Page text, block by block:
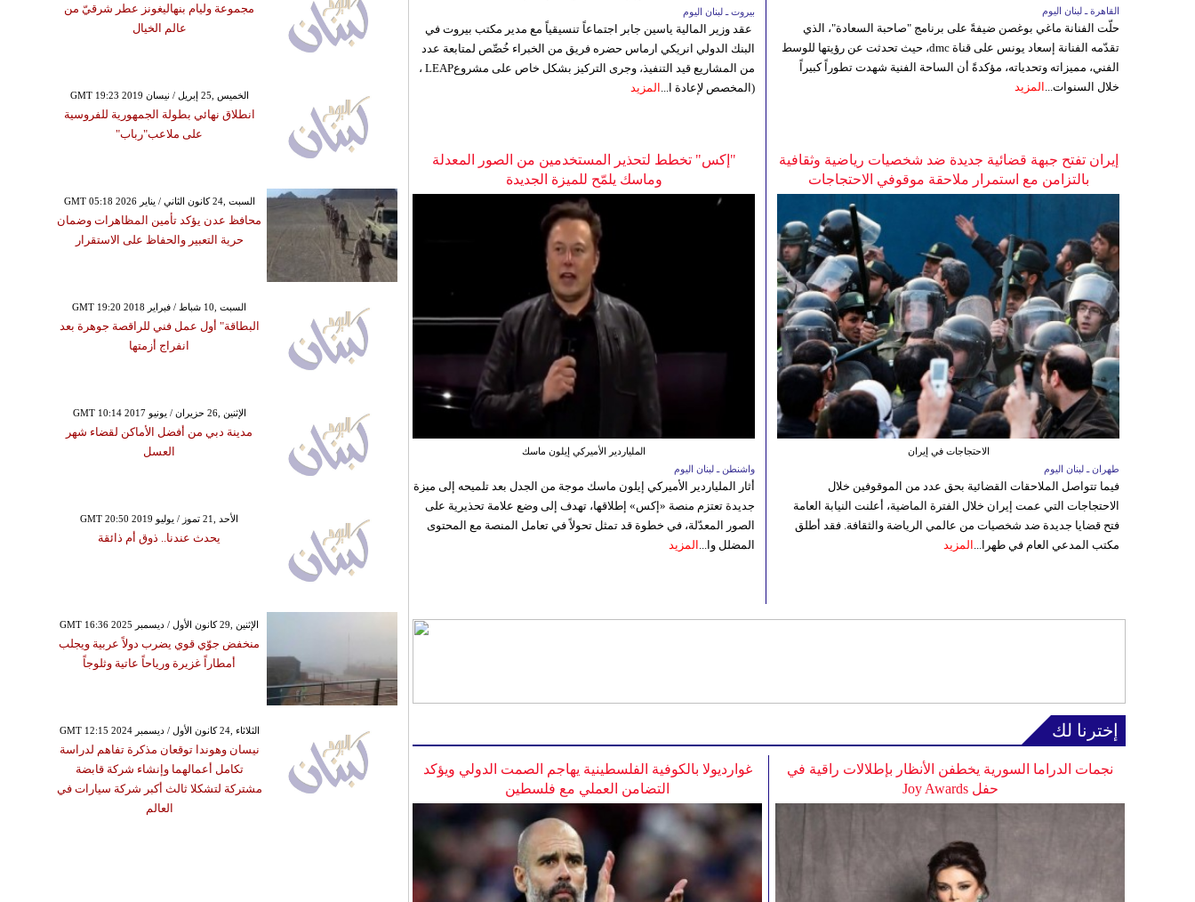
بيروت ـ لبنان اليوم
عقد وزير المالية ياسين جابر اجتماعاً تنسيقياً مع مدير مكتب بيروت في
البنك الدولي انريكي ارماس حضره فريق من الخبراء خُصِّص لمتابعة عدد
من المشاريع قيد التنفيذ، وجرى التركيز بشكل خاص على مشروعLEAP ،
(المخصص لإعادة ا... المزيد
القاهرة ـ لبنان اليوم
حلّت الفنانة ماغي بوغصن ضيفةً على برنامج "صاحبة السعادة"، الذي
تقدّمه الفنانة إسعاد يونس على قناة dmc، حيث تحدثت عن رؤيتها للوسط
الفني، مميزاته وتحدياته، مؤكدةً أن الساحة الفنية شهدت تطوراً كبيراً
خلال السنوات... المزيد
"إكس" تخطط لتحذير المستخدمين من الصور المعدلة
وماسك يلمّح للميزة الجديدة
الملياردير الأميركي إيلون ماسك
واشنطن ـ لبنان اليوم
أثار الملياردير الأميركي إيلون ماسك موجة من الجدل بعد تلميحه إلى ميزة
جديدة تعتزم منصة «إكس» إطلاقها، تهدف إلى وضع علامة تحذيرية على
الصور المعدّلة، في خطوة قد تمثل تحولاً في تعامل المنصة مع المحتوى
المضلل وا... المزيد
إيران تفتح جبهة قضائية جديدة ضد شخصيات رياضية وثقافية
بالتزامن مع استمرار ملاحقة موقوفي الاحتجاجات
الاحتجاجات في إيران
طهران ـ لبنان اليوم
فيما تتواصل الملاحقات القضائية بحق عدد من الموقوفين خلال
الاحتجاجات التي عمت إيران خلال الفترة الماضية، أعلنت النيابة العامة
فتح قضايا جديدة ضد شخصيات من عالمي الرياضة والثقافة. فقد أطلق
مكتب المدعي العام في طهرا... المزيد
إخترنا لك
غوارديولا بالكوفية الفلسطينية يهاجم الصمت الدولي ويؤكد
التضامن العملي مع فلسطين
نجمات الدراما السورية يخطفن الأنظار بإطلالات راقية في
حفل Joy Awards
مجموعة وليام بنهاليغونز عطر شرقيّ من
عالم الخيال
GMT 19:23 2019 الخميس ,25 إبريل / نيسان
انطلاق نهائي بطولة الجمهورية للفروسية
على ملاعب"رباب"
GMT 05:18 2026 السبت ,24 كانون الثاني / يناير
محافظ عدن يؤكد تأمين المظاهرات وضمان
حرية التعبير والحفاظ على الاستقرار
GMT 19:20 2018 السبت ,10 شباط / فبراير
البطاقة" أول عمل فني للراقصة جوهرة بعد
انفراج أزمتها
GMT 10:14 2017 الإثنين ,26 حزيران / يونيو
مدينة دبي من أفضل الأماكن لقضاء شهر
العسل
GMT 20:50 2019 الأحد ,21 تموز / يوليو
يحدث عندنا.. ذوق أم ذائقة
GMT 16:36 2025 الإثنين ,29 كانون الأول / ديسمبر
منخفض جوّي قوي يضرب دولاً عربية ويجلب
أمطاراً غزيرة ورياحاً عاتية وثلوجاً
GMT 12:15 2024 الثلاثاء ,24 كانون الأول / ديسمبر
نيسان وهوندا توقعان مذكرة تفاهم لدراسة
تكامل أعمالهما وإنشاء شركة قابضة
مشتركة لتشكلا ثالث أكبر شركة سيارات في
العالم